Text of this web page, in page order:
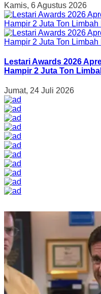
Kamis, 6 Agustus 2026
Lestari Awards 2026
Hampir 2 Juta Ton
Jumat, 24 Juli 2026